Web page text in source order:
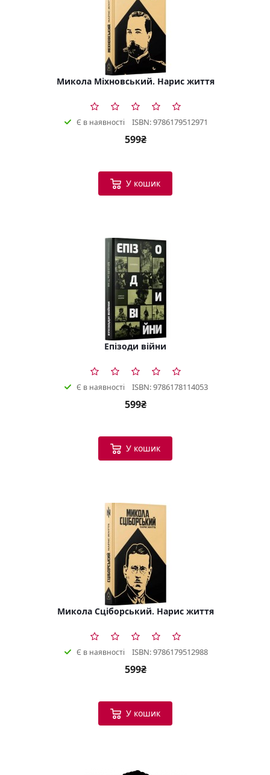
Микола Міхновський. Нарис життя
Є в наявності ISBN: 9786179512971
599₴
У кошик
Епізоди війни
Є в наявності ISBN: 9786178114053
599₴
У кошик
Микола Сціборський. Нарис життя
Є в наявності ISBN: 9786179512988
599₴
У кошик